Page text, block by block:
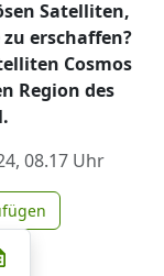
Satelliten,
erschaffen?
Cosmos
Region des
08.17 Uhr
Google
auf Telegram
X